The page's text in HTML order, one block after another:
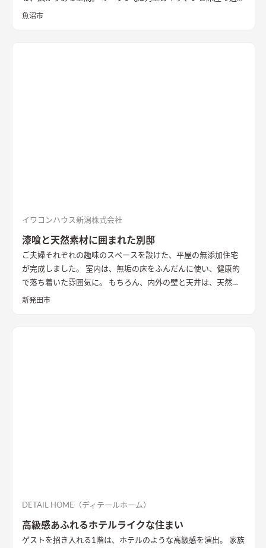
す畳敷きのリビングが隣り合い、料理をする時、食事の時、く
魚沼市
イワコンハウス新潟株式会社
漆喰と天然素材に囲まれた別邸
ご夫婦それぞれの趣味のスペースを設けた、平屋の無添加住宅
が完成しました。 室内は、無垢の床をふんだんに使い、健康的
で落ち着いた雰囲気に。 もちろん、内外の壁と天井は、天然素
材100％の無添加住宅オリジナル漆喰。 リビングの大きな窓か
新発田市
DETAIL HOME（ディテールホーム）
高級感あふれるホテルライクな住まい
ゲストを招き入れる1階は、ホテルのような高級感を演出。 家族